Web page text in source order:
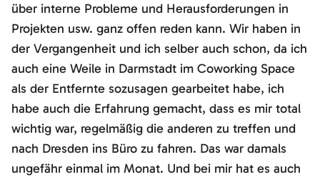
über interne Probleme und Herausforderungen in
Projekten usw. ganz offen reden kann. Wir haben in
der Vergangenheit und ich selber auch schon, da ich
auch eine Weile in Darmstadt im Coworking Space
als der Entfernte sozusagen gearbeitet habe, ich
habe auch die Erfahrung gemacht, dass es mir total
wichtig war, regelmäßig die anderen zu treffen und
nach Dresden ins Büro zu fahren. Das war damals
ungefähr einmal im Monat. Und bei mir hat es auch